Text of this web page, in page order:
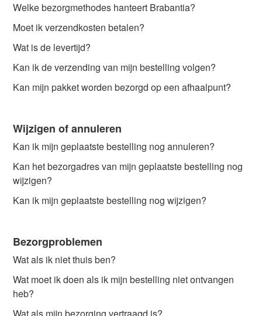
Welke bezorgmethodes hanteert Brabantia?
Moet ik verzendkosten betalen?
Wat is de levertijd?
Kan ik de verzending van mijn bestelling volgen?
Kan mijn pakket worden bezorgd op een afhaalpunt?
Wijzigen of annuleren
Kan ik mijn geplaatste bestelling nog annuleren?
Kan het bezorgadres van mijn geplaatste bestelling nog
wijzigen?
Kan ik mijn geplaatste bestelling nog wijzigen?
Bezorgproblemen
Wat als ik niet thuis ben?
Wat moet ik doen als ik mijn bestelling niet ontvangen
heb?